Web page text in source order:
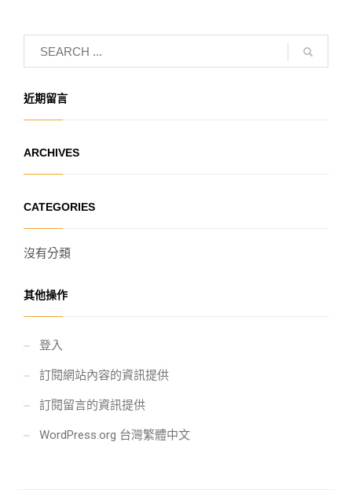
近期留言
ARCHIVES
CATEGORIES
沒有分類
其他操作
登入
訂閱網站內容的資訊提供
訂閱留言的資訊提供
WordPress.org 台灣繁體中文